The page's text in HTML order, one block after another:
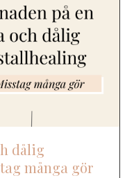
dålig
många gör